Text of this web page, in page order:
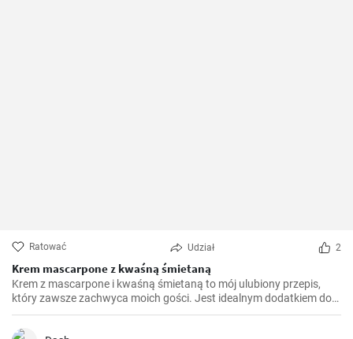
Ratować Udział 2
Krem mascarpone z kwaśną śmietaną
Krem z mascarpone i kwaśną śmietaną to mój ulubiony przepis,
który zawsze zachwyca moich gości. Jest idealnym dodatkiem do
wielu deserów, takich jak tiramisu, ale świetnie komponuje się
również z tartami owocowymi.